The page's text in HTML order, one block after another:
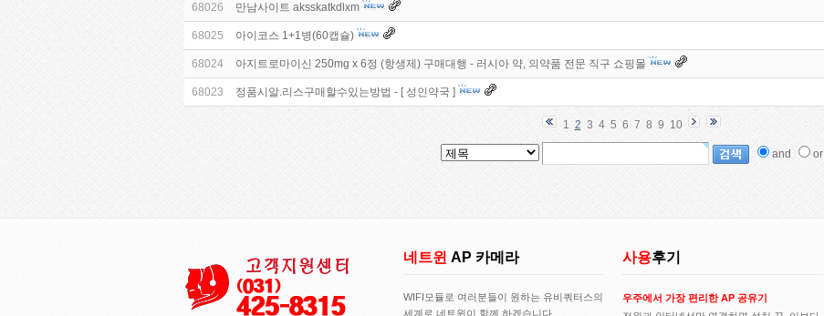
68026 만남사이트 aksskatkdlxm
68025 아이코스 1+1병(60캡슐)
68024 아지트로마이신 250mg x 6정 (항생제) 구매대행 - 러시아 약, 의약품 전문 직구 쇼핑몰
68023 정품시알.리스구매할수있는방법 - [ 성인약국 ]
1 2 3 4 5 6 7 8 9 10
and or
네트윈 AP 카메라
WIFI모듈로 여러분들이 원하는 유비쿼터스의
세계로 네트윈이 함께 하겠습니다..
사용후기
우주에서 가장 편리한 AP 공유기